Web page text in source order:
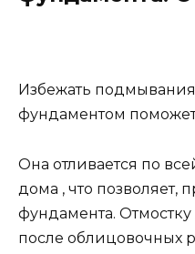
Избежать
фундаментом поможет
Она отливается по
дома , что позволяет,
фундамента. Отмостку
после облицовочных